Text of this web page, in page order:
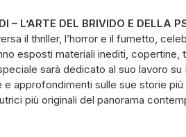
– L’ARTE DEL BRIVIDO E DELLA
il thriller, l’horror e il fumetto,
esposti materiali inediti,
sarà dedicato al suo lavoro
approfondimenti sulle sue storie
più originali del panorama